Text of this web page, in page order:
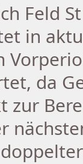
Feld
in
da
zur